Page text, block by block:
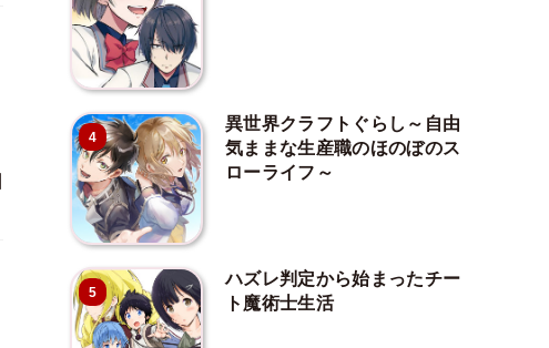
4
異世界クラフトぐらし～自由
気ままな生産職のほのぼのス
ローライフ～
5
ハズレ判定から始まったチー
ト魔術士生活